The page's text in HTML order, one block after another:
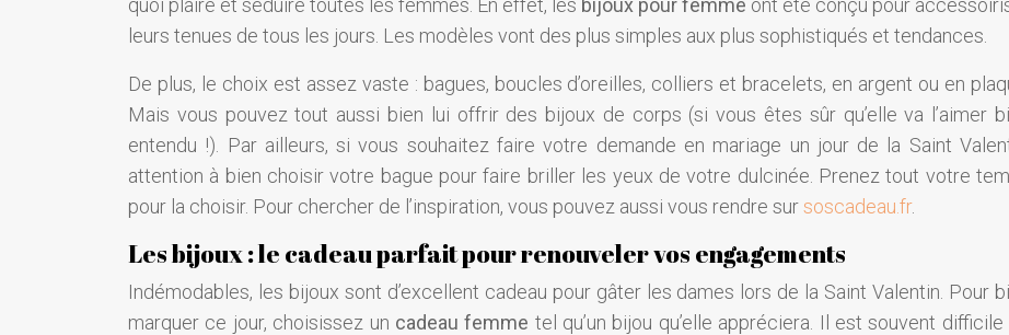
quoi plaire et séduire toutes les femmes. En effet, les bijoux pour femme ont été conçu pour
leurs tenues de tous les jours. Les modèles vont des plus simples aux plus sophistiqués et tendances.
De plus, le choix est assez vaste : bagues, boucles d’oreilles, colliers et bracelets, en argent ou en
Mais vous pouvez tout aussi bien lui offrir des bijoux de corps (si vous êtes sûr qu’elle va l’aimer
entendu !). Par ailleurs, si vous souhaitez faire votre demande en mariage un jour de la Saint
attention à bien choisir votre bague pour faire briller les yeux de votre dulcinée. Prenez tout votre
pour la choisir. Pour chercher de l’inspiration, vous pouvez aussi vous rendre sursoscadeau.fr.
Les bijoux : le cadeau parfait pour renouveler vos engagements
Indémodables, les bijoux sont d’excellent cadeau pour gâter les dames lors de la Saint Valentin. Pour
marquer ce jour, choisissez un cadeau femme tel qu’un bijou qu’elle appréciera. Il est souvent difficile